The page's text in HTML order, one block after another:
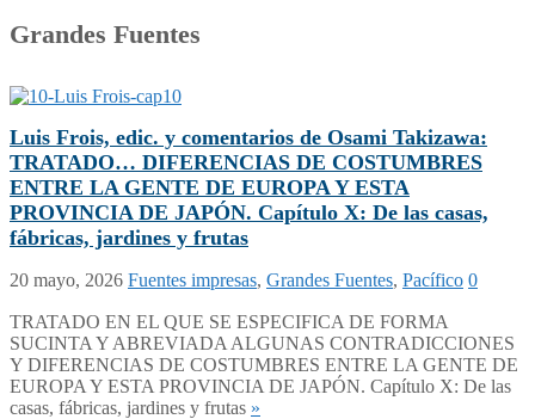
Grandes Fuentes
Luis Frois, edic. y comentarios de Osami Takizawa:
TRATADO… DIFERENCIAS DE COSTUMBRES
ENTRE LA GENTE DE EUROPA Y ESTA
PROVINCIA DE JAPÓN. Capítulo X: De las casas,
fábricas, jardines y frutas
20 mayo, 2026 Fuentes impresas, Grandes Fuentes, Pacífico 0
TRATADO EN EL QUE SE ESPECIFICA DE FORMA
SUCINTA Y ABREVIADA ALGUNAS CONTRADICCIONES
Y DIFERENCIAS DE COSTUMBRES ENTRE LA GENTE DE
EUROPA Y ESTA PROVINCIA DE JAPÓN. Capítulo X: De las
casas, fábricas, jardines y frutas »